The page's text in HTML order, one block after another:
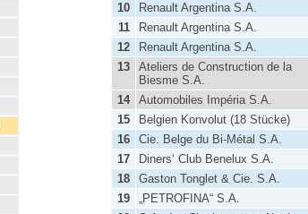
10
Renault Argentina S.A.
11
Renault Argentina S.A.
12
Renault Argentina S.A.
13
Ateliers de Construction de la
Biesme S.A.
14 Automobiles Impéria S.A.
15
Belgien Konvolut (18 Stücke)
16
Cie. Belge du Bi-Métal S.A.
17
Diners‘ Club Benelux S.A.
18
Gaston Tonglet & Cie. S.A.
19
„PETROFINA“ S.A.